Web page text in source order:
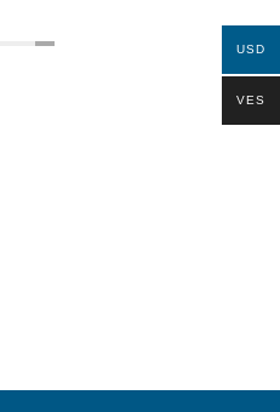
USD
VES